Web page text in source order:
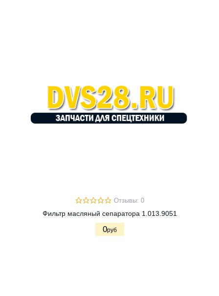
Отзывы: 0
Фильтр масляный сепаратора 1.013.9051
0руб